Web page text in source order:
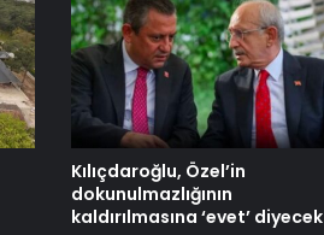
Kılıçdaroğlu, Özel’in
dokunulmazlığının
kaldırılmasına ‘evet’ diyecek